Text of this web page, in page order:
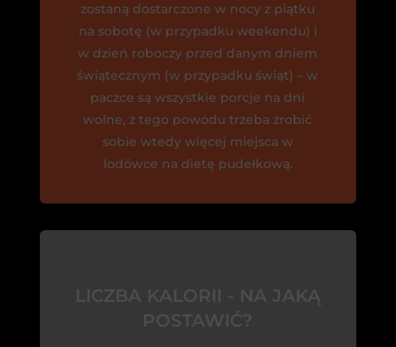
zostaną dostarczone w nocy z piątku
na sobotę (w przypadku weekendu) i
w dzień roboczy przed danym dniem
świątecznym (w przypadku świąt) – w
paczce są wszystkie porcje na dni
wolne, z tego powodu trzeba zrobić
sobie wtedy więcej miejsca w
lodówce na dietę pudełkową.